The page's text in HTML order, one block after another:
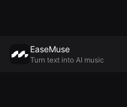
EaseMuse
Turn text into AI music